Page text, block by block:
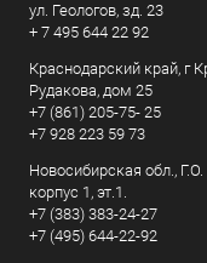
ул. Геологов, зд. 23
+ 7 495 644 22 92
Краснодарский край, г
Рудакова, дом 25
+7 (861) 205-75- 25
+7 928 223 59 73
Новосибирская обл.,
корпус 1, эт.1.
+7 (383) 383-24-27
+7 (495) 644-22-92